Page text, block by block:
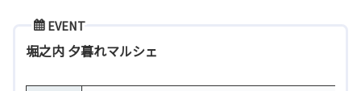
EVENT
堀之内 夕暮れマルシェ